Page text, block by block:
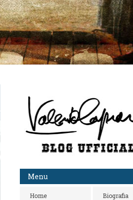
Menu
Home Biografia